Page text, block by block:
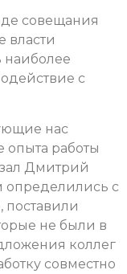
совещания
власти
наиболее
с
нас
опыта работы
Дмитрий
определились с
поставили
не были в
коллег
совместно